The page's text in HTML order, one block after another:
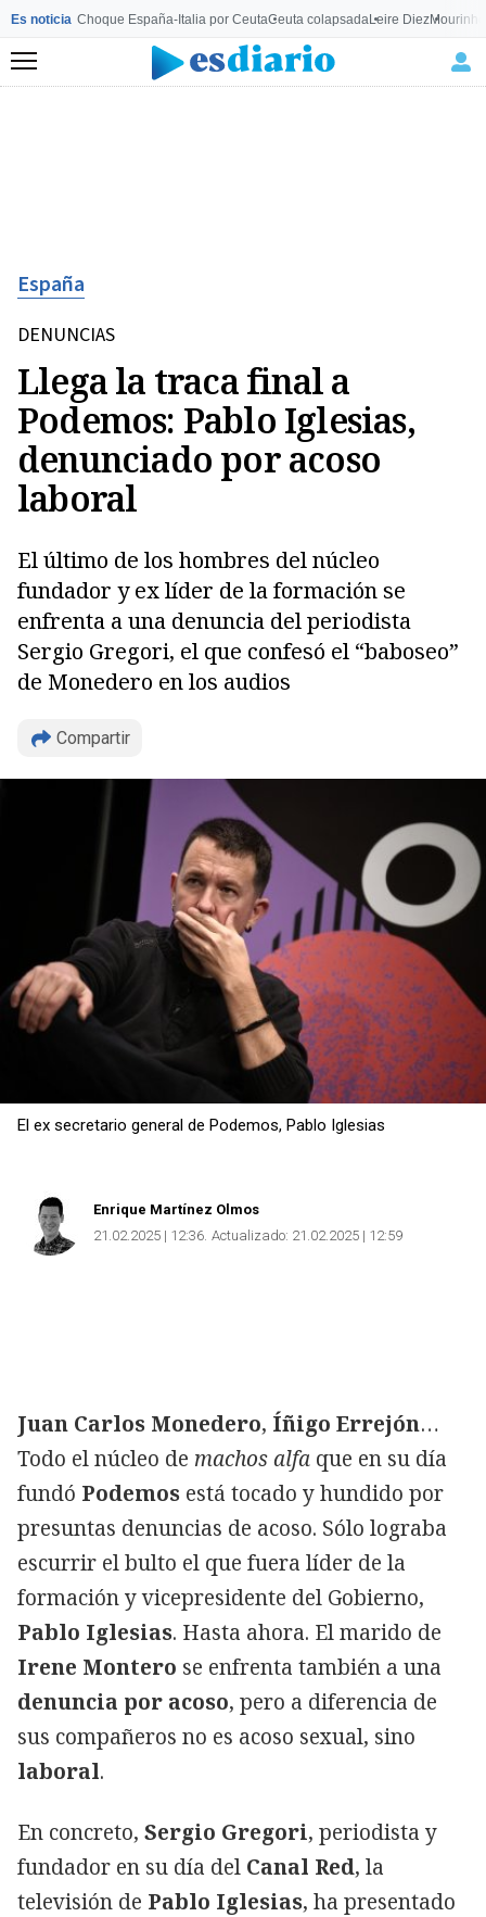
Es noticia Choque España-Italia por CeutaCeuta colapsadaLeire Diez
Menú
España
DENUNCIAS
Llega la traca final a
Podemos: Pablo Iglesias,
denunciado por acoso
laboral
El último de los hombres del núcleo
fundador y ex líder de la formación se
enfrenta a una denuncia del periodista
Sergio Gregori, el que confesó el “baboseo”
de Monedero en los audios
Compartir
Copiar
El ex secretario general de Podemos, Pablo Iglesias
Enrique Martínez Olmos
21.02.2025 | 12:36 Actualizado: 21.02.2025 | 12:59
Juan Carlos Monedero, Íñigo Errejón…
Todo el núcleo de machos alfa que en su día
fundó Podemos está tocado y hundido por
presuntas denuncias de acoso. Sólo lograba
escurrir el bulto el que fuera líder de la
formación y vicepresidente del Gobierno,
Pablo Iglesias. Hasta ahora. El marido de
Irene Montero se enfrenta también a una
denuncia por acoso, pero a diferencia de
sus compañeros no es acoso sexual, sino
laboral.
En concreto, Sergio Gregori, periodista y
fundador en su día del Canal Red, la
televisión de Pablo Iglesias, ha presentado